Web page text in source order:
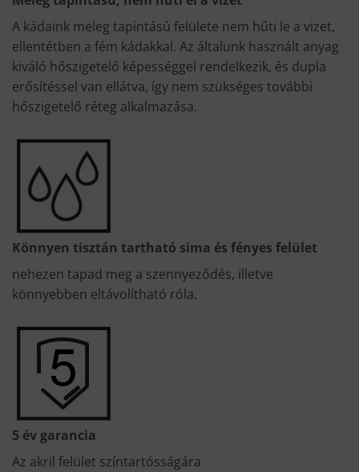
A kádaink meleg tapintású felülete nem hűti le a vizet,
ellentétben a fém kádakkal. Az általunk használt anyag
kiváló hőszigetelő képességgel rendelkezik, és dupla
erősítéssel van ellátva, így nem szükséges további
hőszigetelő réteg alkalmazása.
Könnyen tisztán tartható sima és fényes felület
nehezen tapad meg a szennyeződés, illetve
könnyebben eltávolítható róla.
5 év garancia
Az akril felület színtartósságára